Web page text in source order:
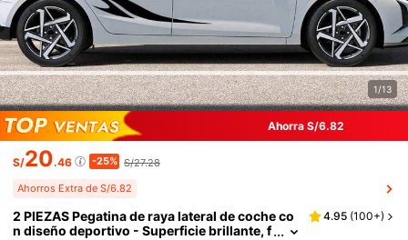
1/13
Ahorra S/6.82
S/20.46 -25% S/27.28
Ahorros Extra de S/6.82
2 PIEZAS Pegatina de raya lateral de coche co
n diseño deportivo - Superficie brillante, f
4.95 (100+)